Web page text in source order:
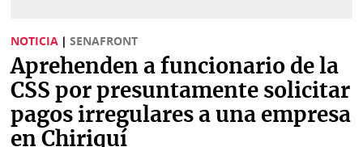
Sociedad
Judiciales
Política
Economía
Status
K
Vivir+
NOTICIA | SENAFRONT
Aprehenden a funcionario de la
CSS por presuntamente solicitar
pagos irregulares a una empresa
en Chiriquí